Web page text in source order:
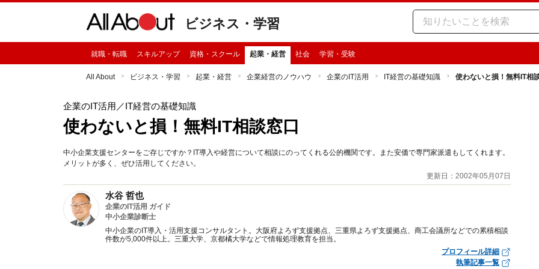
ビジネス・学習
就職・転職 スキルアップ 資格・スクール 起業・経営 社会 学習・受験
All About ビジネス・学習 起業・経営 企業経営のノウハウ 企業のIT活用 IT経営の基礎知識 使わないと損！無料IT相
企業のIT活用 ／IT経営の基礎知識
使わないと損！無料IT相談窓口
中小企業支援センターをご存じですか？IT導入や経営について相談にのってくれる公的機関です。また安価で専門家派遣もしてくれます。
メリットが多く、ぜひ活用してください。
更新日：2002年05月07日
水谷 哲也
企業のIT活用 ガイド
中小企業診断士
中小企業のIT導入・活用支援コンサルタント。大阪府よろず支援拠点、三重県よろず支援拠点、商工会議所などでの累積相談
件数が5,000件以上。三重大学、京都橘大学などで情報処理教育を担当。
プロフィール詳細
執筆記事一覧